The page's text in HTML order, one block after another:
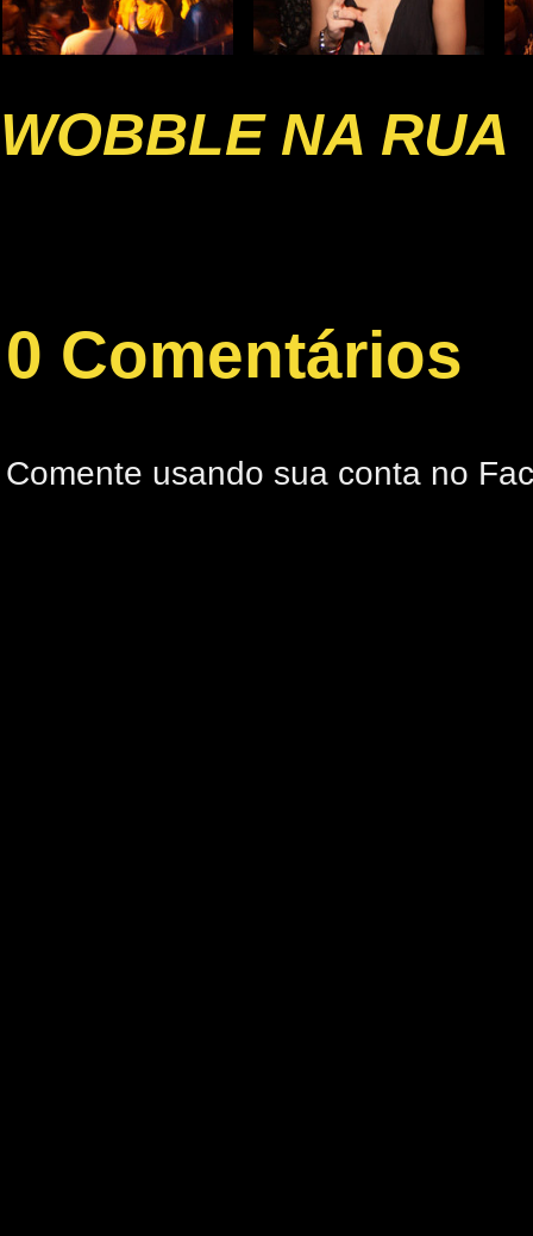
WOBBLE NA RUA
0 Comentários
Comente usando sua conta no